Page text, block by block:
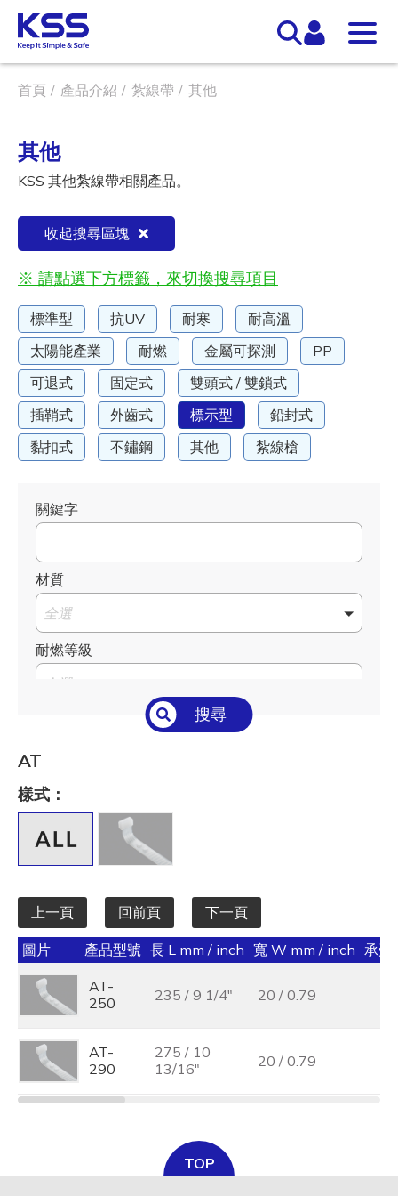
首頁 產品介紹 紮線帶 其他
其他
KSS 其他紮線帶相關產品。
收起搜尋區塊
※ 請點選下方標籤，來切換搜尋項目
標準型 抗UV 耐寒
耐高溫
太陽能產業
耐燃 金屬可探測
PP
可退式
固定式
雙頭式 / 雙鎖式
插鞘式
外齒式 標示型
鉛封式
黏扣式
不鏽鋼 其他 紮線槍
關鍵字
材質
全選
耐燃等級
全選
長 L mm / inch
寬 W mm / inch
全選
承受力 lbs/kgf/N
全選
最大束線徑 (mm)
基板孔徑 (mm)
全選
全選
搜尋
AT
樣式：
上一頁 回前頁 下一頁
圖片 產品型號 長 L mm / inch 寬 W mm / inch 承受
AT-
250
235 / 9 1/4" 20 / 0.79
AT-
290
275 / 10
13/16"
20 / 0.79
TOP